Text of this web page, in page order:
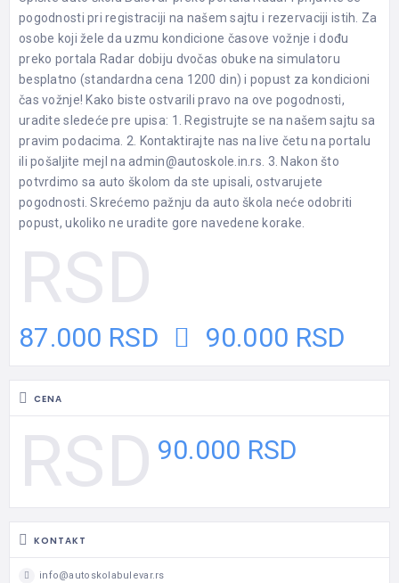
pogodnosti pri registraciji na našem sajtu i rezervaciji istih. Za
osobe koji žele da uzmu kondicione časove vožnje i dođu
preko portala Radar dobiju dvočas obuke na simulatoru
besplatno (standardna cena 1200 din) i popust za kondicioni
čas vožnje! Kako biste ostvarili pravo na ove pogodnosti,
uradite sledeće pre upisa: 1. Registrujte se na našem sajtu sa
pravim podacima. 2. Kontaktirajte nas na live četu na portalu
ili pošaljite mejl na admin@autoskole.in.rs . 3. Nakon što
potvrdimo sa auto školom da ste upisali, ostvarujete
pogodnosti. Skrećemo pažnju da auto škola neće odobriti
popust, ukoliko ne uradite gore navedene korake.
87.000 RSD 90.000 RSD
CENA
90.000 RSD
KONTAKT
info@autoskolabulevar.rs